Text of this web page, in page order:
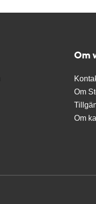
Om
Om
Om